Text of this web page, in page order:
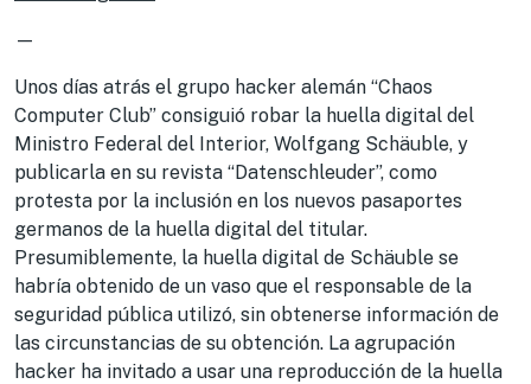
—
Unos días atrás el grupo hacker alemán “Chaos
Computer Club” consiguió robar la huella digital del
Ministro Federal del Interior, Wolfgang Schäuble, y
publicarla en su revista “Datenschleuder”, como
protesta por la inclusión en los nuevos pasaportes
germanos de la huella digital del titular.
Presumiblemente, la huella digital de Schäuble se
habría obtenido de un vaso que el responsable de la
seguridad pública utilizó, sin obtenerse información de
las circunstancias de su obtención. La agrupación
hacker ha invitado a usar una reproducción de la huella